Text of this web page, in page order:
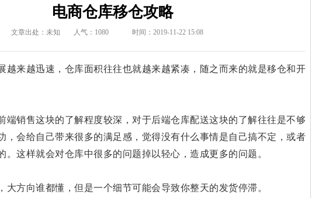
电商仓库移仓攻略
文章出处：未知 人气： 1080 时间：2019-11-22 15:08
越迅速，仓库面积往往也就越来越紧凑，随之而来的就是移仓和开
端销售这块的了解程度较深，对于后端仓库配送这块的了解往往是不够
，会给自己带来很多的满足感，觉得没有什么事情是自己搞不定，或者
这样就会对仓库中很多的问题掉以轻心，造成更多的问题。
大方向谁都懂，但是一个细节可能会导致你整天的发货停滞。